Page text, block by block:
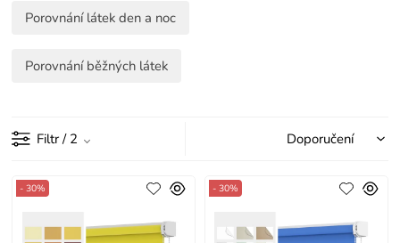
Porovnání látek den a noc
Porovnání běžných látek
Filtr / 2
- 30% - 30%